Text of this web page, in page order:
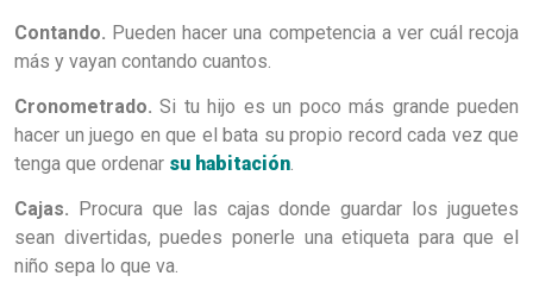
Contando. Pueden hacer una competencia a ver cuál recoja
más y vayan contando cuantos.
Cronometrado. Si tu hijo es un poco más grande pueden
hacer un juego en que el bata su propio record cada vez que
tenga que ordenar su habitación.
Cajas. Procura que las cajas donde guardar los juguetes
sean divertidas, puedes ponerle una etiqueta para que el
niño sepa lo que va.